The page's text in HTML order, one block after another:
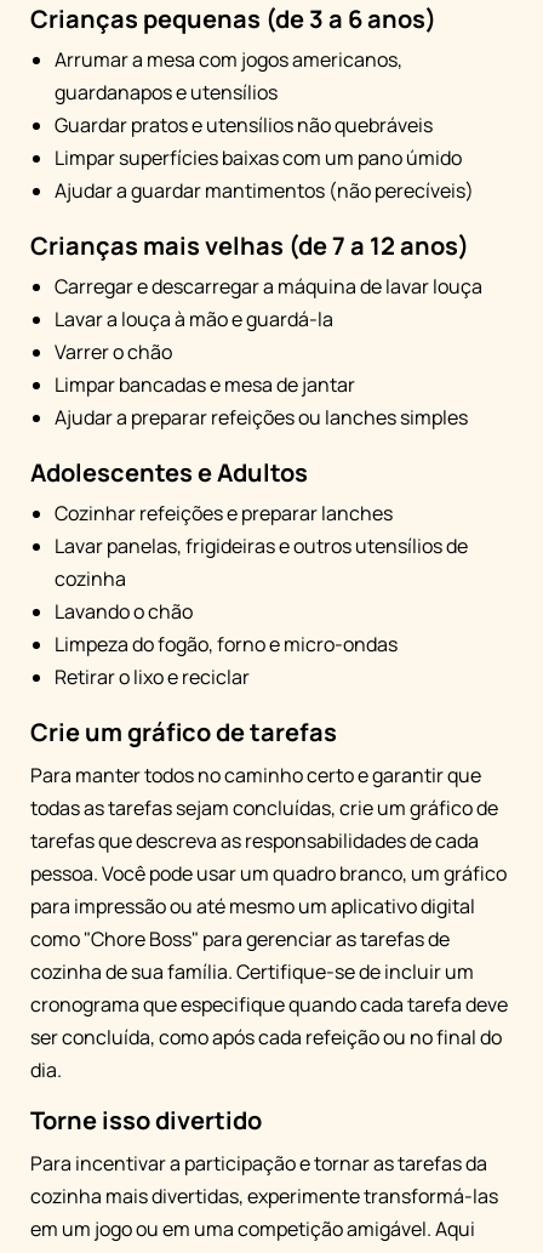
Crianças pequenas (de 3 a 6 anos)
Arrumar a mesa com jogos americanos,
guardanapos e utensílios
Guardar pratos e utensílios não quebráveis
Limpar superfícies baixas com um pano úmido
Ajudar a guardar mantimentos (não perecíveis)
Crianças mais velhas (de 7 a 12 anos)
Carregar e descarregar a máquina de lavar louça
Lavar a louça à mão e guardá-la
Varrer o chão
Limpar bancadas e mesa de jantar
Ajudar a preparar refeições ou lanches simples
Adolescentes e Adultos
Cozinhar refeições e preparar lanches
Lavar panelas, frigideiras e outros utensílios de
cozinha
Lavando o chão
Limpeza do fogão, forno e micro-ondas
Retirar o lixo e reciclar
Crie um gráfico de tarefas
Para manter todos no caminho certo e garantir que
todas as tarefas sejam concluídas, crie um gráfico de
tarefas que descreva as responsabilidades de cada
pessoa. Você pode usar um quadro branco, um gráfico
para impressão ou até mesmo um aplicativo digital
como "Chore Boss" para gerenciar as tarefas de
cozinha de sua família. Certifique-se de incluir um
cronograma que especifique quando cada tarefa deve
ser concluída, como após cada refeição ou no final do
dia.
Torne isso divertido
Para incentivar a participação e tornar as tarefas da
cozinha mais divertidas, experimente transformá-las
em um jogo ou em uma competição amigável. Aqui